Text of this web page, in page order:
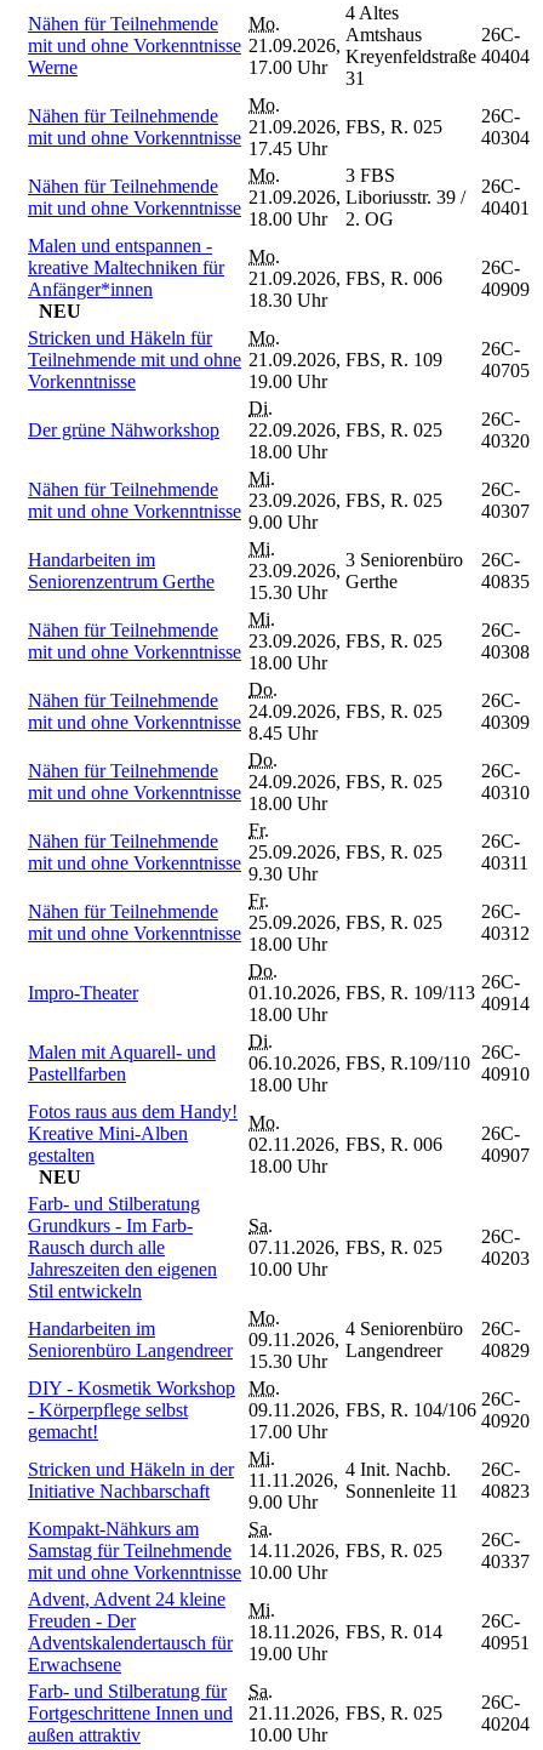
Nähen für Teilnehmende
mit und ohne Vorkenntnisse
Werne
Mo.
21.09.2026,
17.00 Uhr
4 Altes
Amtshaus
Kreyenfeldstraße
31
26C-
40404
Nähen für Teilnehmende
mit und ohne Vorkenntnisse
Mo.
21.09.2026,
17.45 Uhr
FBS, R. 025
26C-
40304
Nähen für Teilnehmende
mit und ohne Vorkenntnisse
Mo.
21.09.2026,
18.00 Uhr
3 FBS
Liboriusstr. 39 /
2. OG
26C-
40401
Malen und entspannen -
kreative Maltechniken für
Anfänger*innen
NEU
Mo.
21.09.2026,
18.30 Uhr
FBS, R. 006
26C-
40909
Stricken und Häkeln für
Teilnehmende mit und ohne
Vorkenntnisse
Mo.
21.09.2026,
19.00 Uhr
FBS, R. 109
26C-
40705
Der grüne Nähworkshop
Di.
22.09.2026,
18.00 Uhr
FBS, R. 025
26C-
40320
Nähen für Teilnehmende
mit und ohne Vorkenntnisse
Mi.
23.09.2026,
9.00 Uhr
FBS, R. 025
26C-
40307
Handarbeiten im
Seniorenzentrum Gerthe
Mi.
23.09.2026,
15.30 Uhr
3 Seniorenbüro
Gerthe
26C-
40835
Nähen für Teilnehmende
mit und ohne Vorkenntnisse
Mi.
23.09.2026,
18.00 Uhr
FBS, R. 025
26C-
40308
Nähen für Teilnehmende
mit und ohne Vorkenntnisse
Do.
24.09.2026,
8.45 Uhr
FBS, R. 025
26C-
40309
Nähen für Teilnehmende
mit und ohne Vorkenntnisse
Do.
24.09.2026,
18.00 Uhr
FBS, R. 025
26C-
40310
Nähen für Teilnehmende
mit und ohne Vorkenntnisse
Fr.
25.09.2026,
9.30 Uhr
FBS, R. 025
26C-
40311
Nähen für Teilnehmende
mit und ohne Vorkenntnisse
Fr.
25.09.2026,
18.00 Uhr
FBS, R. 025
26C-
40312
Impro-Theater
Do.
01.10.2026,
18.00 Uhr
FBS, R. 109/113
26C-
40914
Malen mit Aquarell- und
Pastellfarben
Di.
06.10.2026,
18.00 Uhr
FBS, R.109/110
26C-
40910
Fotos raus aus dem Handy!
Kreative Mini-Alben
gestalten
NEU
Mo.
02.11.2026,
18.00 Uhr
FBS, R. 006
26C-
40907
Farb- und Stilberatung
Grundkurs - Im Farb-
Rausch durch alle
Jahreszeiten den eigenen
Stil entwickeln
Sa.
07.11.2026,
10.00 Uhr
FBS, R. 025
26C-
40203
Handarbeiten im
Seniorenbüro Langendreer
Mo.
09.11.2026,
15.30 Uhr
4 Seniorenbüro
Langendreer
26C-
40829
DIY - Kosmetik Workshop
- Körperpflege selbst
gemacht!
Mo.
09.11.2026,
17.00 Uhr
FBS, R. 104/106
26C-
40920
Stricken und Häkeln in der
Initiative Nachbarschaft
Mi.
11.11.2026,
9.00 Uhr
4 Init. Nachb.
Sonnenleite 11
26C-
40823
Kompakt-Nähkurs am
Samstag für Teilnehmende
mit und ohne Vorkenntnisse
Sa.
14.11.2026,
10.00 Uhr
FBS, R. 025
26C-
40337
Advent, Advent 24 kleine
Freuden - Der
Adventskalendertausch für
Erwachsene
Mi.
18.11.2026,
19.00 Uhr
FBS, R. 014
26C-
40951
Farb- und Stilberatung für
Fortgeschrittene Innen und
außen attraktiv
Sa.
21.11.2026,
10.00 Uhr
FBS, R. 025
26C-
40204